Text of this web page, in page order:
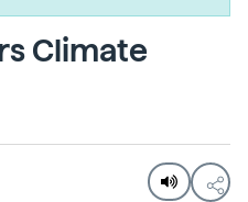
Climate